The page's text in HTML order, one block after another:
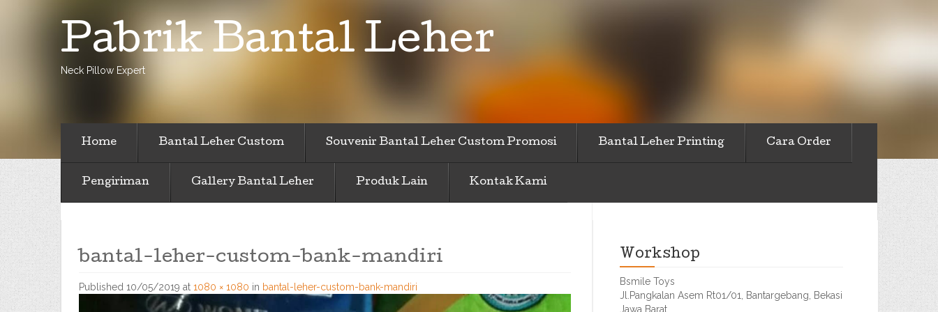
Pabrik Bantal Leher
Neck Pillow Expert
Home Bantal Leher Custom Souvenir Bantal Leher Custom Promosi Bantal Leher Printing Cara Order
Pengiriman Gallery Bantal Leher Produk Lain Kontak Kami
bantal-leher-custom-bank-mandiri
Published 10/05/2019 at 1080 × 1080 in bantal-leher-custom-bank-mandiri
Workshop
Bsmile Toys
Jl.Pangkalan Asem Rt01/01, Bantargebang, Bekasi
Jawa Barat